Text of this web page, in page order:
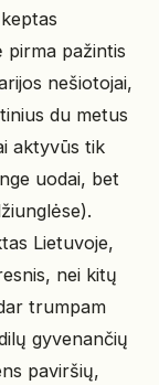
pirma pažintis
nešiotojai,
du metus
aktyvūs tik
uodai, bet
Lietuvoje,
nei kitų
trumpam
gyvenančių
paviršių,